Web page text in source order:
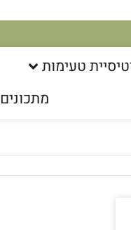
טעימות
מתכונים